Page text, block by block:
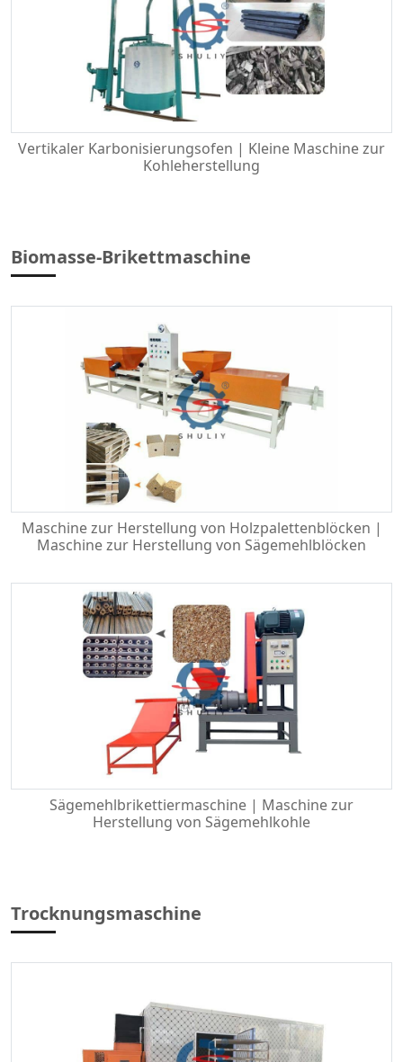
Vertikaler Karbonisierungsofen | Kleine Maschine zur
Kohleherstellung
Biomasse-Brikettmaschine
Maschine zur Herstellung von Holzpalettenblöcken |
Maschine zur Herstellung von Sägemehlblöcken
Sägemehlbrikettiermaschine | Maschine zur
Herstellung von Sägemehlkohle
Trocknungsmaschine